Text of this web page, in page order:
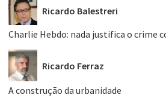
Ricardo Balestreri
Charlie Hebdo: nada justifica o crime
Ricardo Ferraz
A construção da urbanidade